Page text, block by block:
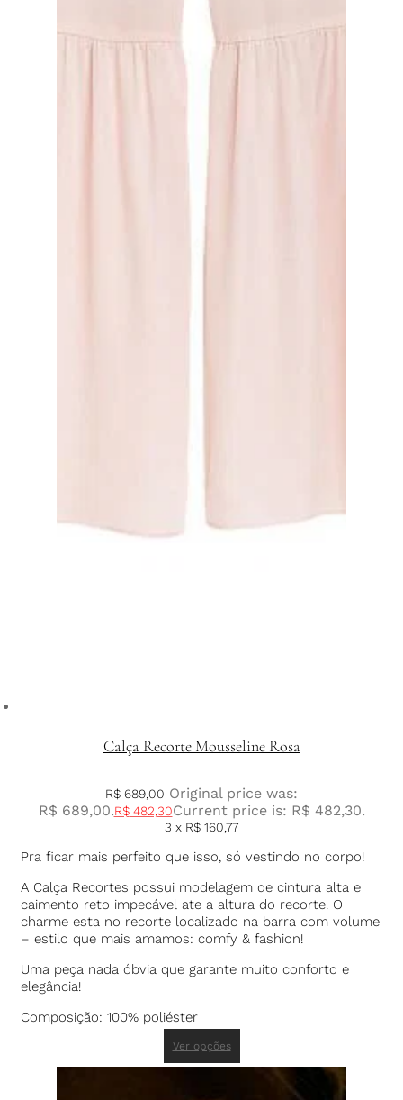
Calça Recorte Mousseline Rosa
R$689,00 Original price was:
R$ 689,00.R$482,30Current price is: R$ 482,30.
3 x R$ 160,77
Pra ficar mais perfeito que isso, só vestindo no corpo!
A Calça Recortes possui modelagem de cintura alta e
caimento reto impecável ate a altura do recorte. O
charme esta no recorte localizado na barra com volume
– estilo que mais amamos: comfy & fashion!
Uma peça nada óbvia que garante muito conforto e
elegância!
Composição: 100% poliéster
Ver opções